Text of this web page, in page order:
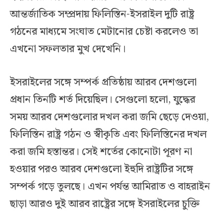
আন্তর্জাতিক সম্প্রদায় ফিলিস্তিন-ইসরাইল দুটি রাষ্ট্র
গঠনের মাধ্যমে সংঘাত মেটানোর চেষ্টা করলেও তা
এখনো সফলতার মুখ দেখেনি।
ইসরাইলের সঙ্গে সম্পর্ক প্রতিষ্ঠায় আরব দেশগুলো
প্রধান তিনটি শর্ত দিয়েছিল। সেগুলো হলো, যুদ্ধের
সময় আরব দেশগুলোর দখল করা জমি ছেড়ে দেওয়া,
ফিলিস্তিন রাষ্ট্র গঠন ও স্বীকৃতি এবং ফিলিস্তিনের দখল
করা জমি হস্তান্তর। সেই শর্তের কোনোটা পূরণ না
হওয়ার পরও আরব দেশগুলো ইহুদি রাষ্ট্রটির সঙ্গে
সম্পর্ক গড়ে তুলছে। এখন পর্যন্ত আমিরাত ও বাহরাইন
ছাড়া আরও দুই আরব রাষ্ট্রের সঙ্গে ইসরাইলের চুক্তি